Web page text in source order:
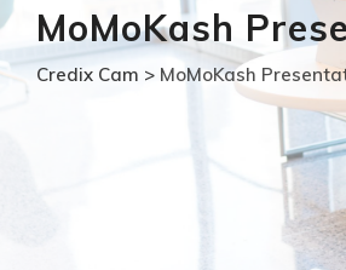
MoMoKash
Credix Cam > MoMoKash